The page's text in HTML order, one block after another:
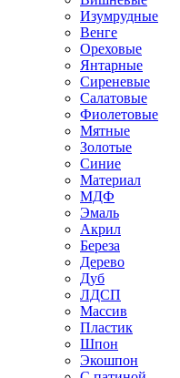
Изумрудные
Венге
Ореховые
Янтарные
Сиреневые
Салатовые
Фиолетовые
Мятные
Золотые
Синие
Материал
МДФ
Эмаль
Акрил
Береза
Дерево
Дуб
ЛДСП
Массив
Пластик
Шпон
Экошпон